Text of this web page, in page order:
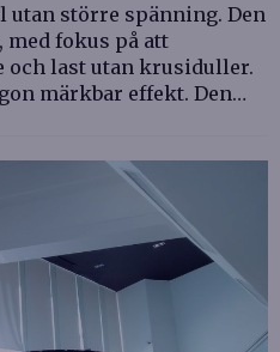
utan större spänning. Den
fokus på att
och last utan krusiduller.
märkbar effekt. Den…